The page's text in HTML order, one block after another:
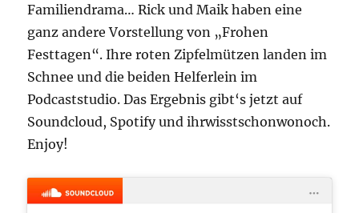
Familiendrama… Rick und Maik haben eine
ganz andere Vorstellung von „Frohen
Festtagen“. Ihre roten Zipfelmützen landen im
Schnee und die beiden Helferlein im
Podcaststudio. Das Ergebnis gibt‘s jetzt auf
Soundcloud, Spotify und ihrwisstschonwonoch.
Enjoy!